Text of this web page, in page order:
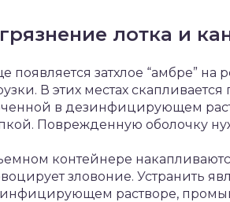
лотка и
появляется затхлое “амбре”
В этих местах
в дезинфицирующем
Поврежденную оболочку
контейнере
зловоние. Устранить
растворе,